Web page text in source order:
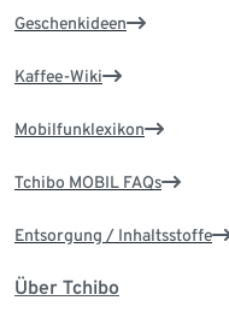
Geschenkideen
Kaffee-Wiki
Mobilfunklexikon
Tchibo MOBIL FAQs
Entsorgung / Inhaltsstoffe
Über Tchibo